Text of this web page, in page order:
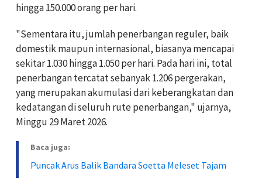
hingga 150.000 orang per hari.
"Sementara itu, jumlah penerbangan reguler, baik
domestik maupun internasional, biasanya mencapai
sekitar 1.030 hingga 1.050 per hari. Pada hari ini, total
penerbangan tercatat sebanyak 1.206 pergerakan,
yang merupakan akumulasi dari keberangkatan dan
kedatangan di seluruh rute penerbangan," ujarnya,
Minggu 29 Maret 2026.
Baca juga:
Puncak Arus Balik Bandara Soetta Meleset Tajam